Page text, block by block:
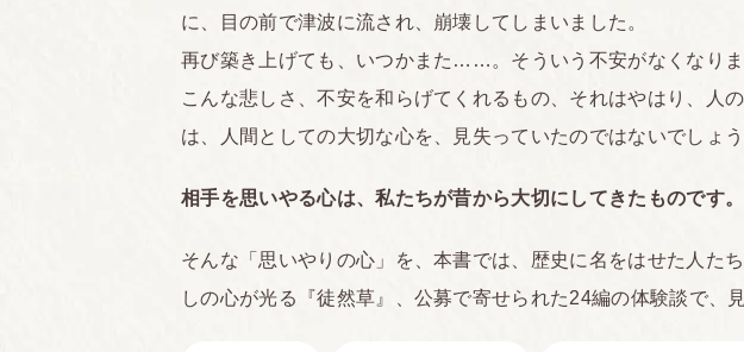
に、目の前で津波に流され、崩壊してしまいました。
再び築き上げても、いつかまた……。そういう不安がなくなりま
こんな悲しさ、不安を和らげてくれるもの、それはやはり、人
は、人間としての大切な心を、見失っていたのではないでしょう
相手を思いやる心は、私たちが昔から大切にしてきたものです。
そんな「思いやりの心」を、本書では、歴史に名をはせた人た
しの心が光る『徒然草』、公募で寄せられた24編の体験談で、